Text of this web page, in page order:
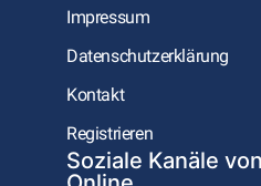
Impressum
Datenschutzerklärung
Kontakt
Registrieren
Soziale Kanäle